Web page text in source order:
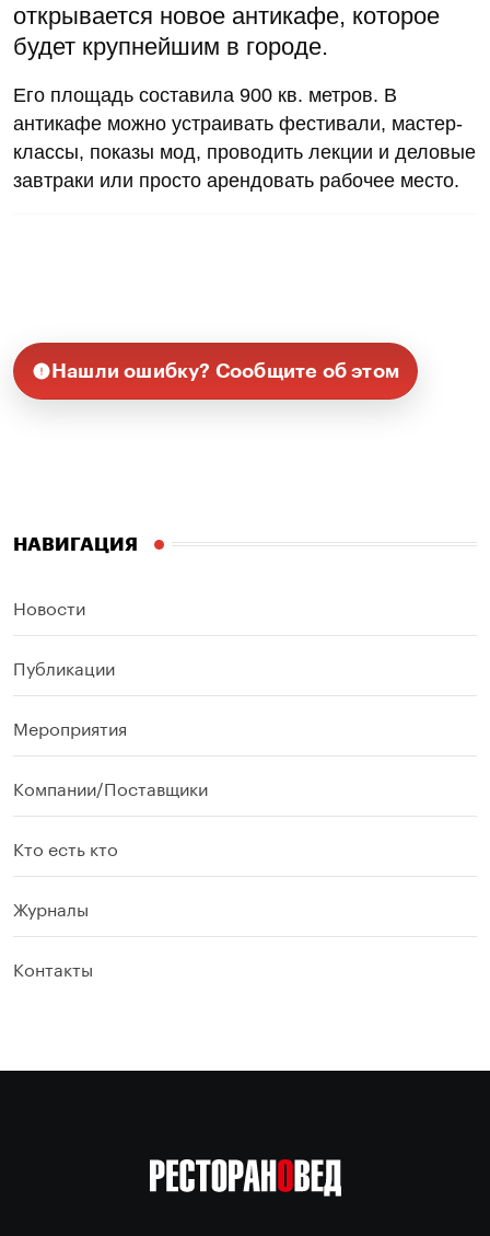
открывается новое антикафе, которое
будет крупнейшим в городе.
Его площадь составила 900 кв. метров. В
антикафе можно устраивать фестивали, мастер-
классы, показы мод, проводить лекции и деловые
завтраки или просто арендовать рабочее место.
Нашли ошибку? Сообщите об этом
НАВИГАЦИЯ
Новости
Публикации
Мероприятия
Компании/Поставщики
Кто есть кто
Журналы
Контакты